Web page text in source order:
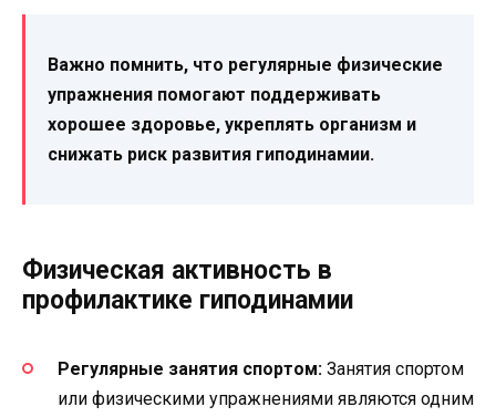
Важно помнить, что регулярные физические
упражнения помогают поддерживать
хорошее здоровье, укреплять организм и
снижать риск развития гиподинамии.
Физическая активность в
профилактике гиподинамии
Регулярные занятия спортом: Занятия спортом
или физическими упражнениями являются одним